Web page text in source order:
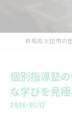
個別指導塾
な学びを見
2026/01/12